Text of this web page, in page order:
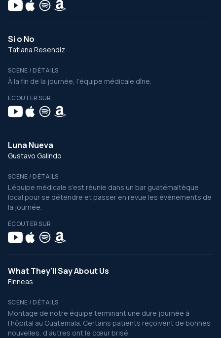
Si o No
Tatiana Resendiz
SCÈNE / DÉTAILS
À la fin de la journée, l’équipe médicale dîne.
ÉCOUTER SUR
Luna Nueva
Gustavo Galindo
SCÈNE / DÉTAILS
L’équipe médicale s’est réunie dans un bar guatémaltèque
local pour se détendre et passer en revue les événements de
la journée.
ÉCOUTER SUR
What They'll Say About Us
Finneas
SCÈNE / DÉTAILS
Montage de notre équipe terminant une dure journée à
l’hôpital au Guatemala. Certains patients reçoivent de bonnes
nouvelles, d’autres ont le cœur brisé.